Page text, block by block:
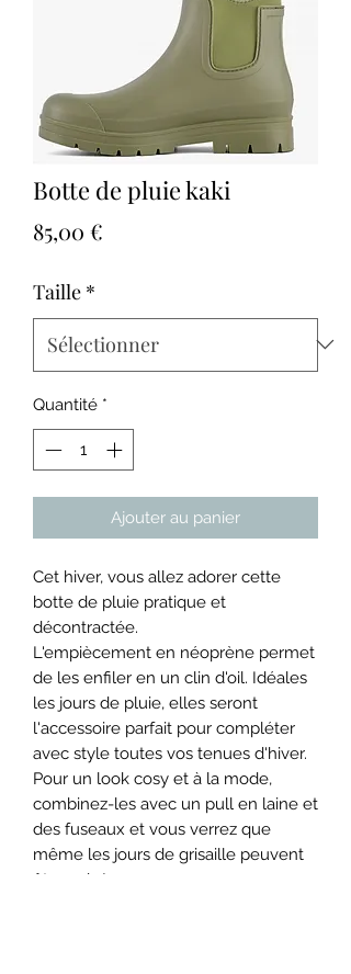
Botte de pluie kaki
85,00 €
Taille *
Quantité *
Ajouter au panier
Cet hiver, vous allez adorer cette
botte de pluie pratique et
décontractée.
L'empiècement en néoprène permet
de les enfiler en un clin d'oil. Idéales
les jours de pluie, elles seront
l'accessoire parfait pour compléter
avec style toutes vos tenues d'hiver.
Pour un look cosy et à la mode,
combinez-les avec un pull en laine et
des fuseaux et vous verrez que
même les jours de grisaille peuvent
être gais !